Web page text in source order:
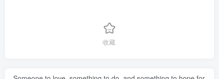
收藏